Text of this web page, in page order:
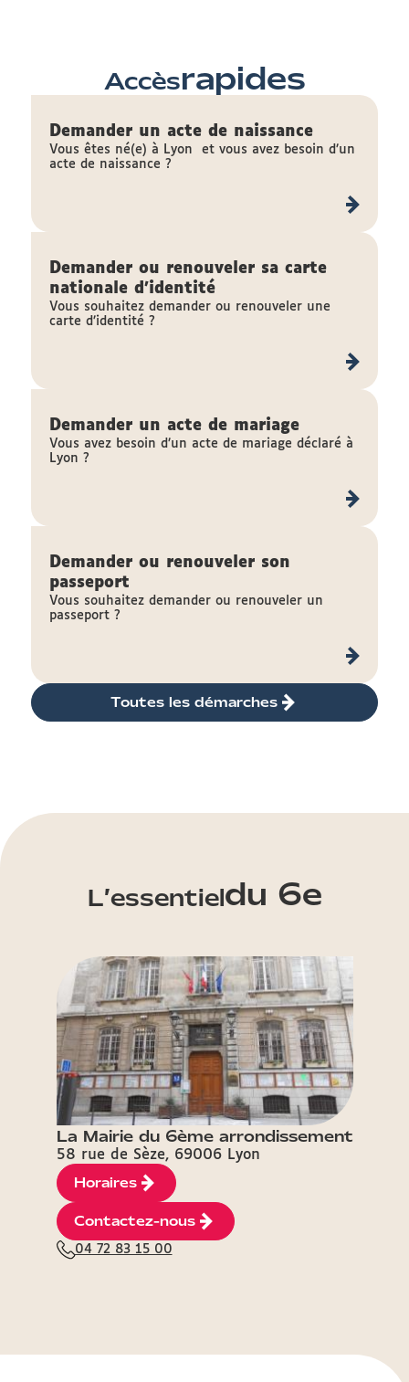
Accèsrapides
Demander un acte de naissance
Vous êtes né(e) à Lyon et vous avez besoin d’un
acte de naissance ?
Demander ou renouveler sa carte
nationale d'identité
Vous souhaitez demander ou renouveler une
carte d’identité ?
Demander un acte de mariage
Vous avez besoin d’un acte de mariage déclaré à
Lyon ?
Demander ou renouveler son
passeport
Vous souhaitez demander ou renouveler un
passeport ?
Toutes les démarches
L’essentieldu 6e
La Mairie du 6ème arrondissement
58 rue de Sèze, 69006 Lyon
Horaires
Contactez-nous
04 72 83 15 00